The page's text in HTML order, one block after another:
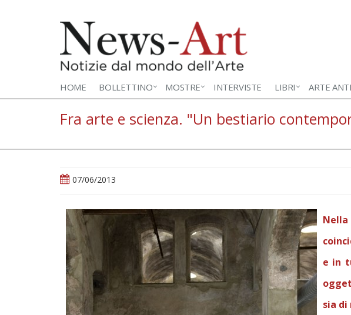
HOME BOLLETTINO MOSTRE INTERVISTE LIBRI ARTE
Fra arte e scienza. "Un bestiario
07/06/2013
e in
sia